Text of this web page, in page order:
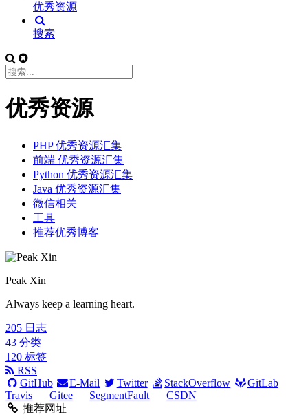
优秀资源
搜索
优秀资源
PHP 优秀资源汇集
前端 优秀资源汇集
Python 优秀资源汇集
Java 优秀资源汇集
微信相关
工具
推荐优秀博客
Peak Xin
Always keep a learning heart.
205 日志
43 分类
120 标签
RSS
GitHub
E-Mail Twitter StackOverflow
GitLab
Travis
Gitee SegmentFault
CSDN
推荐网址